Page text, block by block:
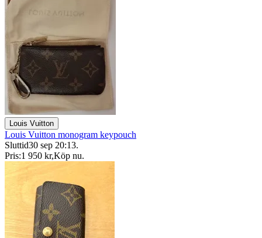
Louis Vuitton
Louis Vuitton monogram keypouch
Sluttid30 sep 20:13.
Pris:1 950 kr,Köp nu.